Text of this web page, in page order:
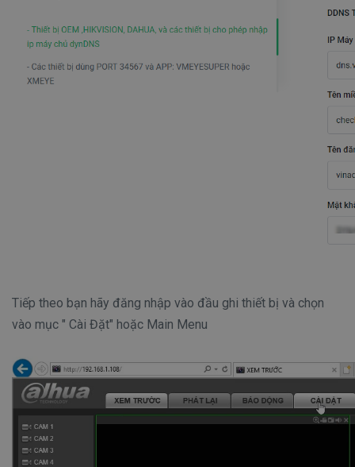
Tiếp theo bạn hãy đăng nhập vào đầu ghi thiết bị và chọn
vào mục " Cài Đặt" hoặc Main Menu